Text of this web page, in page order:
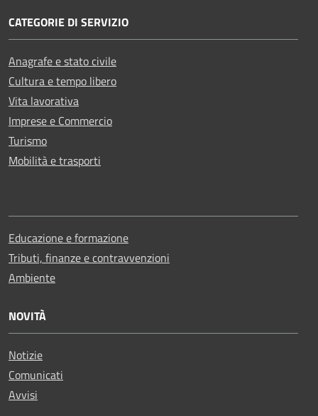
CATEGORIE DI SERVIZIO
Anagrafe e stato civile
Cultura e tempo libero
Vita lavorativa
Imprese e Commercio
Turismo
Mobilità e trasporti
Educazione e formazione
Tributi, finanze e contravvenzioni
Ambiente
NOVITÀ
Notizie
Comunicati
Avvisi